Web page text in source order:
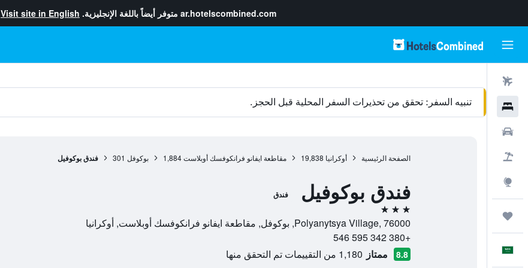
ar.hotelscombined.com متوفر أيضاً باللغة الإنجليزية. Visit site in English
فنادقتنبيه السفر: تحقق من تحذيرات السفر المحلية قبل الحجز.
الصفحة الرئيسية أوكرانيا 19,838 مقاطعة ايفانو فرانكوفسك أوبلاست 1,884 بوكوفل 301 فندق بوكوفيل
فندق بوكوفيل فندق
3 نجوم
Polyanytsya Village, 76000, بوكوفل, مقاطعة ايفانو فرانكوفسك أوبلاست, أوكرانيا
+380 342 595 546
8.8 ممتاز 1,180 من التقييمات تم التحقق منها